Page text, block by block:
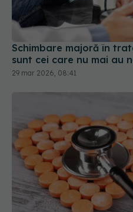
Schimbare majoră în
sunt cei care nu mai au
Cât de sigure sunt
despre pastilele care